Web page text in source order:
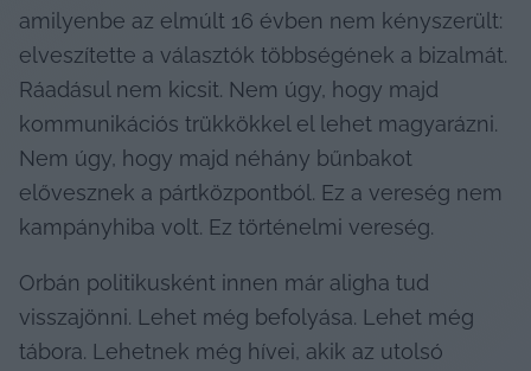
amilyenbe az elmúlt 16 évben nem kényszerült:
elveszítette a választók többségének a bizalmát.
Ráadásul nem kicsit. Nem úgy, hogy majd
kommunikációs trükkökkel el lehet magyarázni.
Nem úgy, hogy majd néhány bűnbakot
elővesznek a pártközpontból. Ez a vereség nem
kampányhiba volt. Ez történelmi vereség.
Orbán politikusként innen már aligha tud
visszajönni. Lehet még befolyása. Lehet még
tábora. Lehetnek még hívei, akik az utolsó